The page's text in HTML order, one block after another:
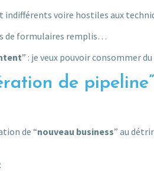
voire hostiles aux
de formulaires remplis…
” : je veux pouvoir consommer
de
de “nouveau business” au